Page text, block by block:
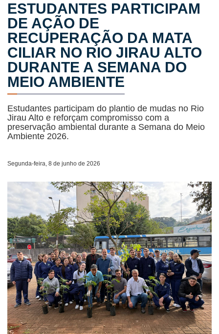
ESTUDANTES PARTICIPAM
DE AÇÃO DE
RECUPERAÇÃO DA MATA
CILIAR NO RIO JIRAU ALTO
DURANTE A SEMANA DO
MEIO AMBIENTE
Estudantes participam do plantio de mudas no Rio
Jirau Alto e reforçam compromisso com a
preservação ambiental durante a Semana do Meio
Ambiente 2026.
Segunda-feira, 8 de junho de 2026